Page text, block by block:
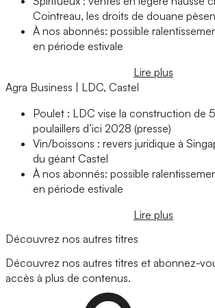
Cointreau, les droits de douane
À nos abonnés: possible
en période estivale
Lire plus
Agra Business | LDC, Castel
Poulet : LDC vise la construction de
poulaillers d’ici 2028 (presse)
Vin/boissons : revers juridique à
du géant Castel
À nos abonnés: possible
en période estivale
Lire plus
Découvrez nos autres titres
Découvrez nos autres titres et abonnez-
accès à plus de contenus.